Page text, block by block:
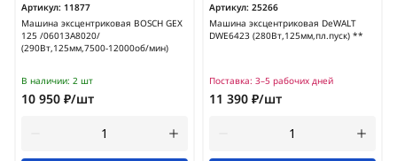
Артикул: 11877
Машина эксцентриковая BOSCH GEX
125 /06013A8020/
(290Вт,125мм,7500-12000об/мин)
В наличии: 2 шт
10 950 ₽/шт
Артикул: 25266
Машина эксцентриковая DeWALT
DWE6423 (280Вт,125мм,пл.пуск) **
Поставка: 3–5 рабочих дней
11 390 ₽/шт